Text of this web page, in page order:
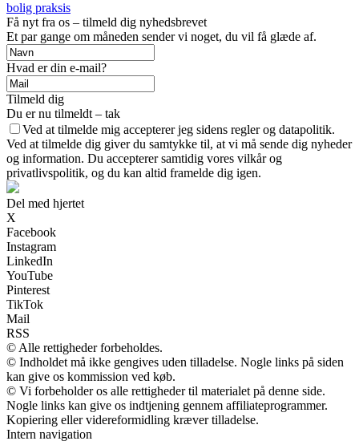
bolig praksis
Få nyt fra os – tilmeld dig nyhedsbrevet
Et par gange om måneden sender vi noget, du vil få glæde af.
Hvad er din e-mail?
Tilmeld dig
Du er nu tilmeldt – tak
Ved at tilmelde mig accepterer jeg sidens regler og datapolitik.
Ved at tilmelde dig giver du samtykke til, at vi må sende dig nyheder
og information. Du accepterer samtidig vores vilkår og
privatlivspolitik, og du kan altid framelde dig igen.
Del med hjertet
X
Facebook
Instagram
LinkedIn
YouTube
Pinterest
TikTok
Mail
RSS
© Alle rettigheder forbeholdes.
© Indholdet må ikke gengives uden tilladelse. Nogle links på siden
kan give os kommission ved køb.
© Vi forbeholder os alle rettigheder til materialet på denne side.
Nogle links kan give os indtjening gennem affiliateprogrammer.
Kopiering eller videreformidling kræver tilladelse.
Intern navigation